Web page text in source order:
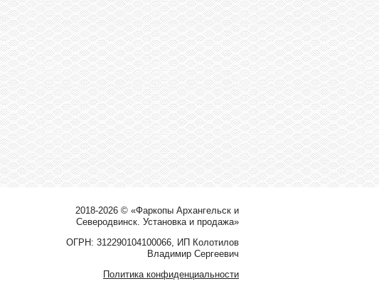
2018-2026 © «Фаркопы Архангельск и
Северодвинск. Установка и продажа»
ОГРН: 312290104100066, ИП Колотилов
Владимир Сергеевич
Политика конфиденциальности